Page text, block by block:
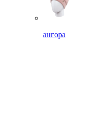
ангора